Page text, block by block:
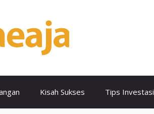
Kisah Sukses Tips Investasi